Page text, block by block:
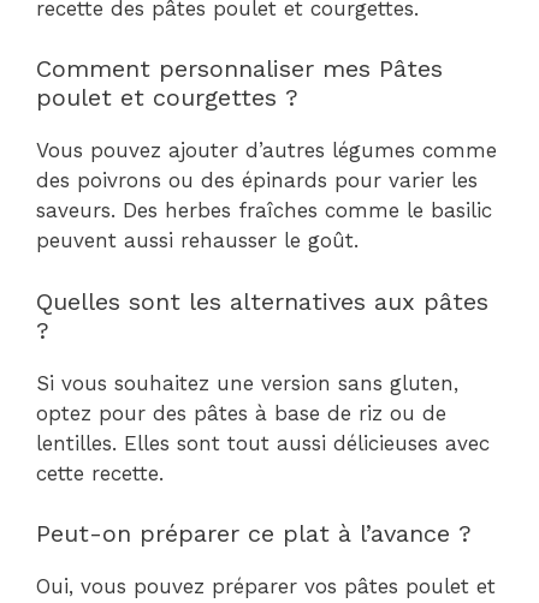
recette des pâtes poulet et courgettes.
Comment personnaliser mes Pâtes
poulet et courgettes ?
Vous pouvez ajouter d’autres légumes comme
des poivrons ou des épinards pour varier les
saveurs. Des herbes fraîches comme le basilic
peuvent aussi rehausser le goût.
Quelles sont les alternatives aux pâtes
?
Si vous souhaitez une version sans gluten,
optez pour des pâtes à base de riz ou de
lentilles. Elles sont tout aussi délicieuses avec
cette recette.
Peut-on préparer ce plat à l’avance ?
Oui, vous pouvez préparer vos pâtes poulet et